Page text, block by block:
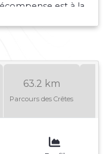
est à la
montagne »
avertis au
63.2 km
Parcours des Crêtes